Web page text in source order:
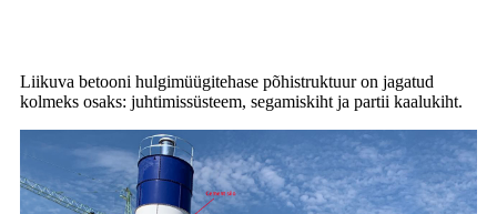
Liikuva betooni hulgimüügitehase põhistruktuur on jagatud
kolmeks osaks: juhtimissüsteem, segamiskiht ja partii kaalukiht.